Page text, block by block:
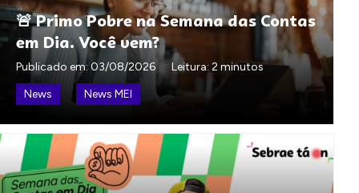
🚨 Primo Pobre na Semana das Contas
em Dia. Você vem?
Publicado em: 03/08/2026
Leitura: 2 minutos
News
News MEI